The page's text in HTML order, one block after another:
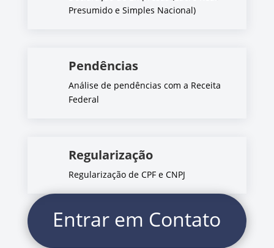
Presumido e Simples Nacional)
Pendências
Análise de pendências com a Receita
Federal
Regularização
Regularização de CPF e CNPJ
Entrar em Contato